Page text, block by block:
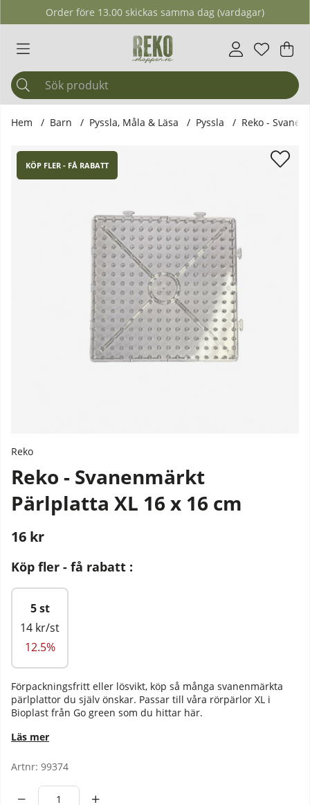
Order före 13.00 skickas samma dag (vardagar)
Antal i
. .
Hem Barn Pyssla, Måla & Läsa Pyssla Reko -
KÖP FLER - FÅ RABATT
Produktbilder Reko - Svanenmärkt Pärlplatta XL 16 x 16 cm
Reko
Reko - Svanenmärkt
Pärlplatta XL 16 x 16 cm
16 kr
Stafflade priser
Köp fler - få rabatt :
5 st
14 kr/st
12.5%
Förpackningsfritt eller lösvikt, köp så många svanenmärkta
pärlplattor du själv önskar. Passar till våra rörpärlor XL i
Bioplast från Go green som du hittar här.
Läs mer
Artnr: 99374